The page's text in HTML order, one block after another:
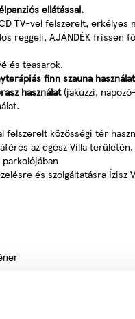
ellátással.
TV-vel felszerelt, erkélyes
reggeli, AJÁNDÉK frissen
és teasarok.
finn szauna
használat(jakuzzi,
felszerelt közösségi tér
az egész Villa területén.
és szolgáltatásra